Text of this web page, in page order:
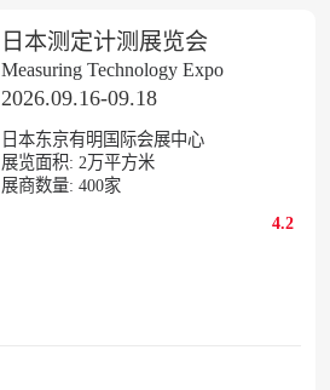
日本测定计测展览会
Measuring Technology Expo
2026.09.16-09.18
日本东京有明国际会展中心
展览面积: 2 万平方米
展商数量: 400家
4.2